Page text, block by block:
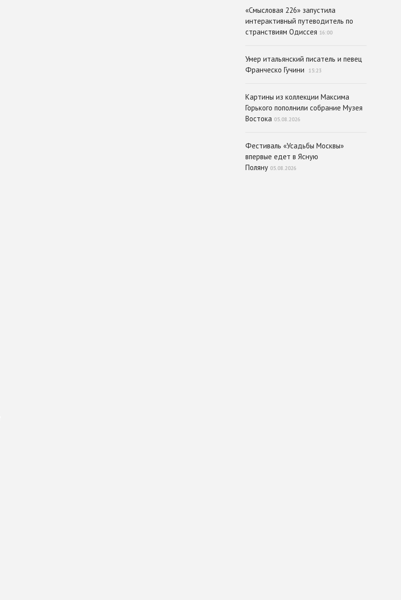
«Смысловая 226» запустила
интерактивный путеводитель по
странствиям Одиссея 16:00
Умер итальянский писатель и певец
Франческо Гучини
15:23
Картины из коллекции Максима
Горького пополнили собрание Музея
Востока 05.08.2026
Фестиваль «Усадьбы Москвы»
впервые едет в Ясную
Поляну 05.08.2026